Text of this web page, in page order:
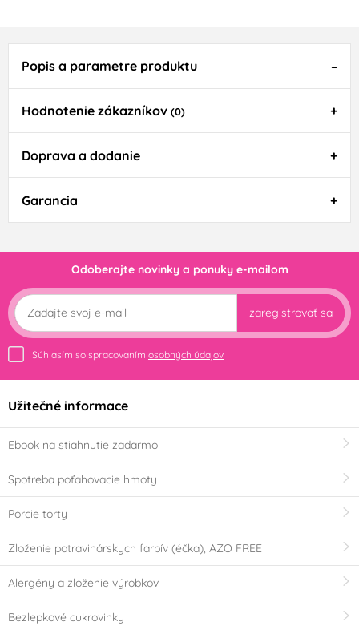
Popis a parametre produktu
Hodnotenie zákazníkov (0)
Doprava a dodanie
Garancia
Odoberajte novinky a ponuky e-mailom
zaregistrovať sa
Súhlasím so spracovaním osobných údajov
Užitečné informace
Ebook na stiahnutie zadarmo
Spotreba poťahovacie hmoty
Porcie torty
Zloženie potravinárskych farbív (éčka), AZO FREE
Alergény a zloženie výrobkov
Bezlepkové cukrovinky